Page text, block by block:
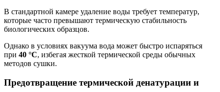
В стандартной камере удаление воды требует температур,
которые часто превышают термическую стабильность
биологических образцов.
Однако в условиях вакуума вода может быстро испаряться
при 40 °C, избегая жесткой термической среды обычных
методов сушки.
Предотвращение термической денатурации и